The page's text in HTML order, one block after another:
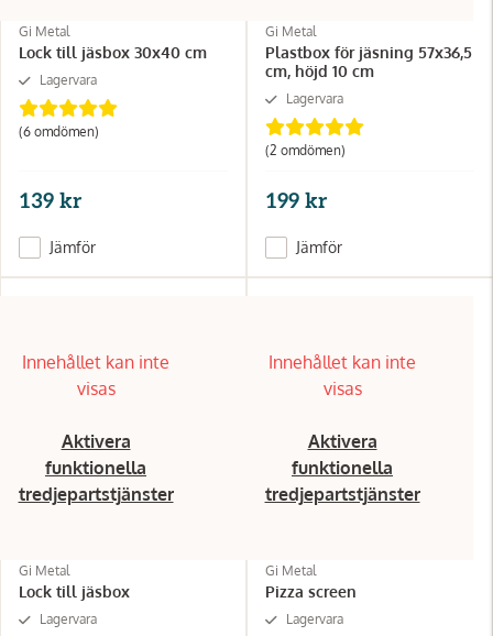
Gi Metal
Lock till jäsbox 30x40 cm
Lagervara
(6 omdömen)
139 kr
Jämför
Gi Metal
Plastbox för jäsning 57x36,5
cm, höjd 10 cm
Lagervara
(2 omdömen)
199 kr
Jämför
Innehållet kan inte
visas
Aktivera
funktionella
tredjepartstjänster
Gi Metal
Lock till jäsbox
Lagervara
Innehållet kan inte
visas
Aktivera
funktionella
tredjepartstjänster
Gi Metal
Pizza screen
Lagervara